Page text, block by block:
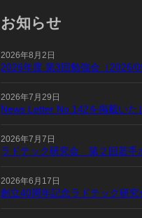
お知らせ
2026年8月2日
2026年度 第3回勉強会（2026/
2026年7月29日
News Letter No.142を掲載いた
2026年7月7日
ラドテック研究会 第２回若手
2026年6月17日
創立40周年記念ラドテック研